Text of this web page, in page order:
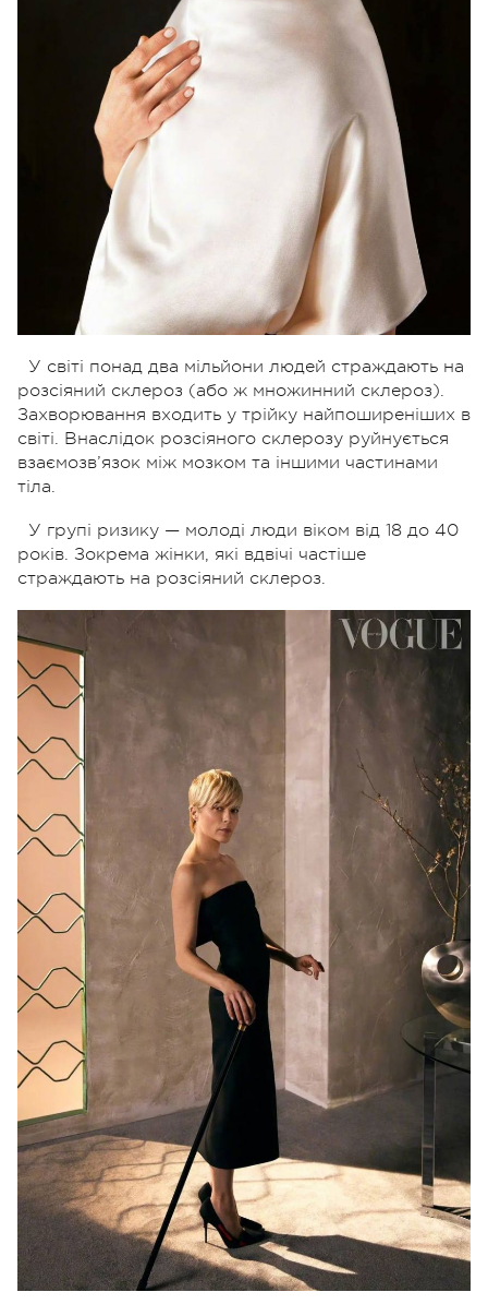
У світі понад два мільйони людей страждають на
розсіяний склероз (або ж множинний склероз).
Захворювання входить у трійку найпоширеніших в
світі. Внаслідок розсіяного склерозу руйнується
взаємозв’язок між мозком та іншими частинами
тіла.
У групі ризику — молоді люди віком від 18 до 40
років. Зокрема жінки, які вдвічі частіше
страждають на розсіяний склероз.